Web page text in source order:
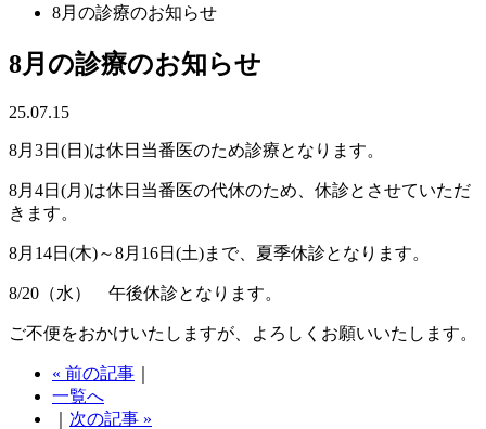
8月の診療のお知らせ
8月の診療のお知らせ
25.07.15
8月3日(日)は休日当番医のため診療となります。
8月4日(月)は休日当番医の代休のため、休診とさせていただ
きます。
8月14日(木)～8月16日(土)まで、夏季休診となります。
8/20（水） 午後休診となります。
ご不便をおかけいたしますが、よろしくお願いいたします。
« 前の記事
一覧へ
次の記事 »